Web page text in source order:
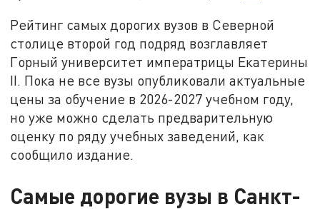
Рейтинг самых дорогих вузов в Северной
столице второй год подряд возглавляет
Горный университет императрицы Екатерины
II. Пока не все вузы опубликовали актуальные
цены за обучение в 2026-2027 учебном году,
но уже можно сделать предварительную
оценку по ряду учебных заведений, как
сообщило издание.
Самые дорогие вузы в Санкт-